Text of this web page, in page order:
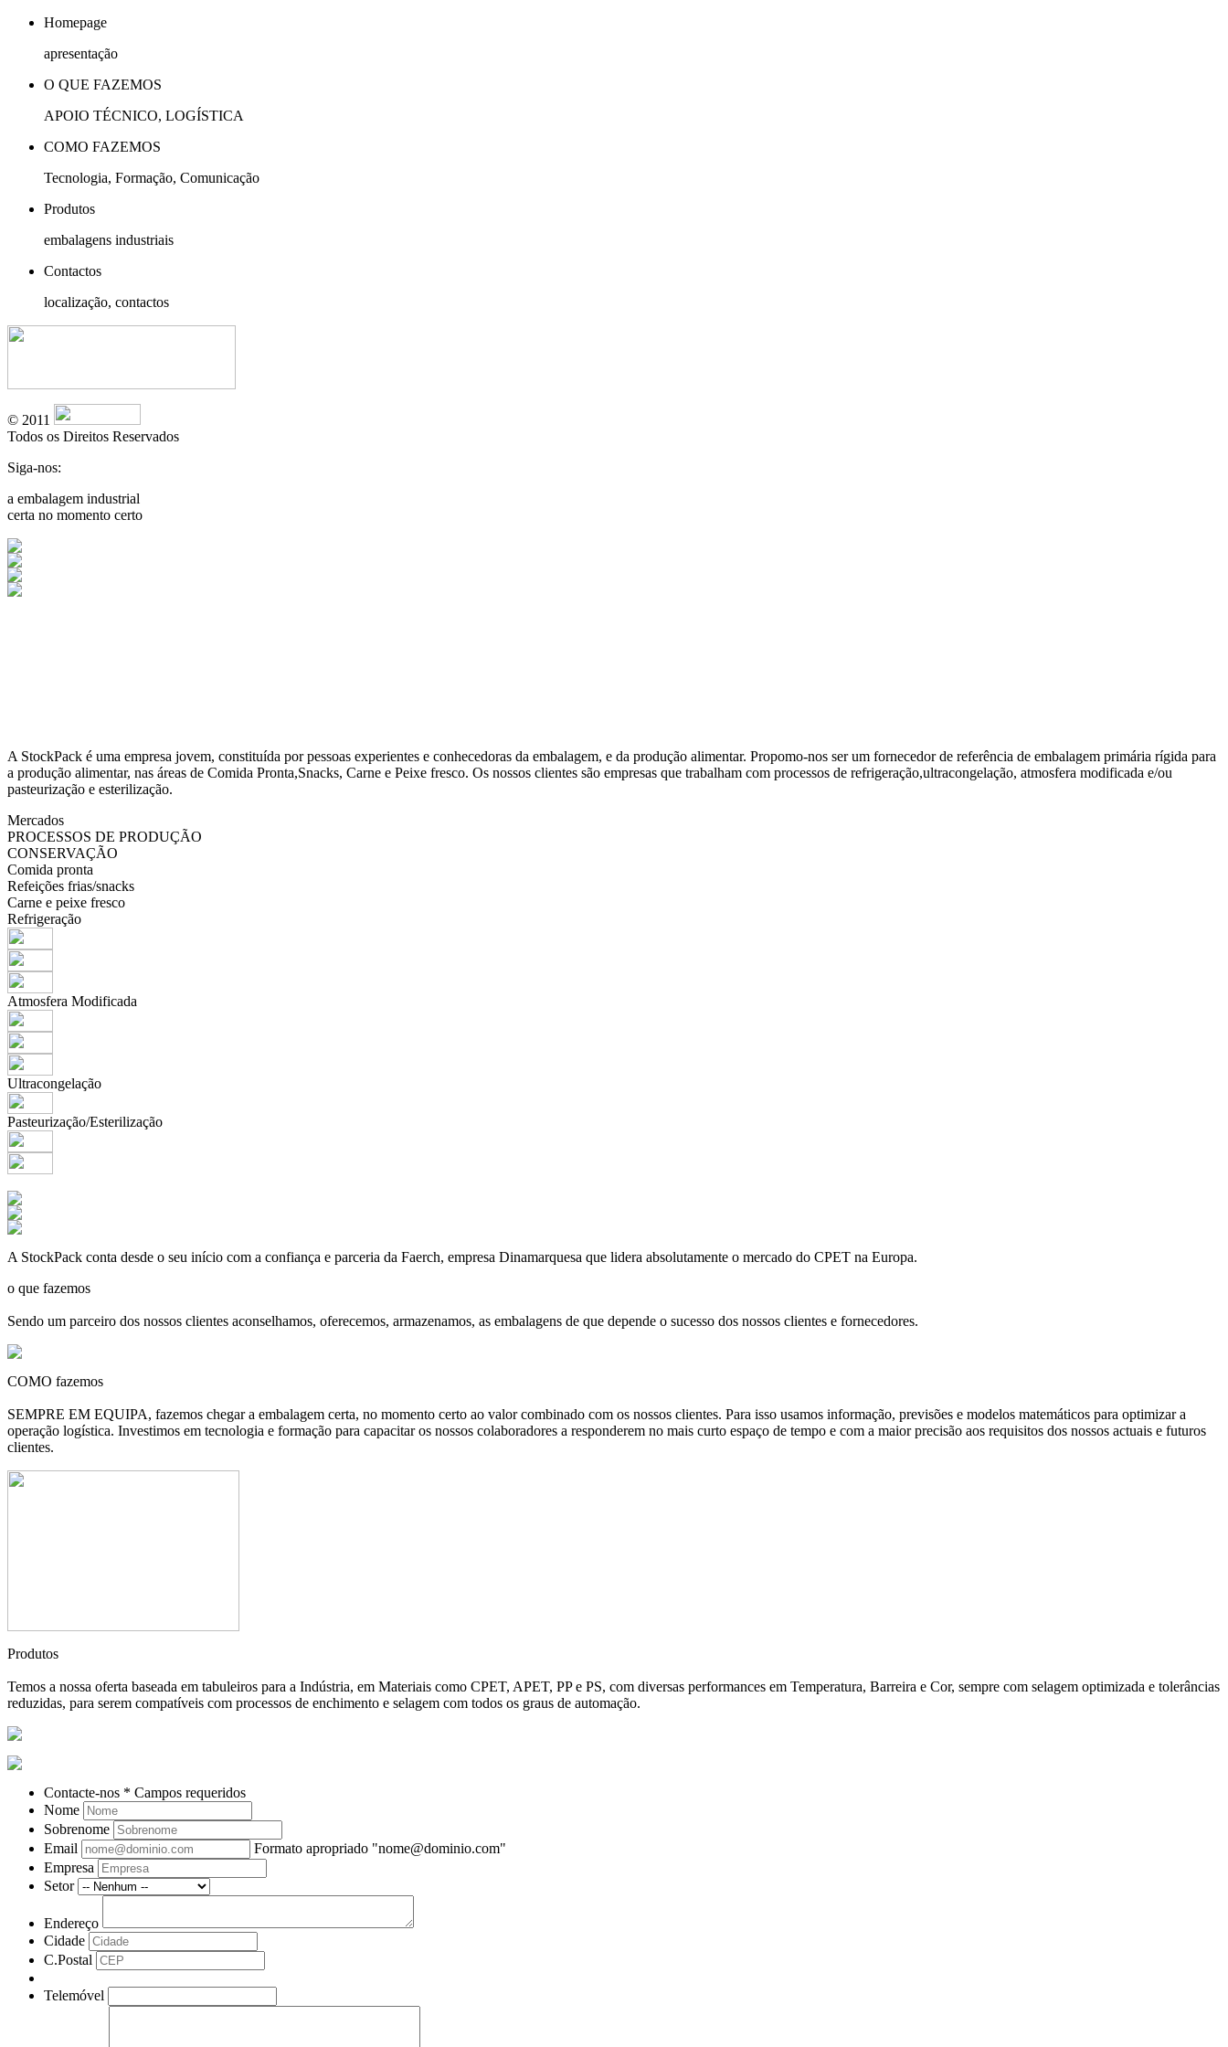
Homepage
apresentação
O QUE FAZEMOS
APOIO TÉCNICO, LOGÍSTICA
COMO FAZEMOS
Tecnologia, Formação, Comunicação
Produtos
embalagens industriais
Contactos
localização, contactos
© 2011
Todos os Direitos Reservados
Siga-nos:
a embalagem industrial
certa no momento certo
A StockPack é uma empresa jovem, constituída por pessoas experientes e conhecedoras da embalagem, e da produção alimentar. Propomo-nos ser um fornecedor de referência de embalagem primária rígida para
a produção alimentar, nas áreas de Comida Pronta,Snacks, Carne e Peixe fresco. Os nossos clientes são empresas que trabalham com processos de refrigeração,ultracongelação, atmosfera modificada e/ou
pasteurização e esterilização.
Mercados
PROCESSOS DE PRODUÇÃO
CONSERVAÇÃO
Comida pronta
Refeições frias/snacks
Carne e peixe fresco
Refrigeração
Atmosfera Modificada
Ultracongelação
Pasteurização/Esterilização
A StockPack conta desde o seu início com a confiança e parceria da Faerch, empresa Dinamarquesa que lidera absolutamente o mercado do CPET na Europa.
o que fazemos
Sendo um parceiro dos nossos clientes aconselhamos, oferecemos, armazenamos, as embalagens de que depende o sucesso dos nossos clientes e fornecedores.
COMO fazemos
SEMPRE EM EQUIPA, fazemos chegar a embalagem certa, no momento certo ao valor combinado com os nossos clientes. Para isso usamos informação, previsões e modelos matemáticos para optimizar a
operação logística. Investimos em tecnologia e formação para capacitar os nossos colaboradores a responderem no mais curto espaço de tempo e com a maior precisão aos requisitos dos nossos actuais e futuros
clientes.
Produtos
Temos a nossa oferta baseada em tabuleiros para a Indústria, em Materiais como CPET, APET, PP e PS, com diversas performances em Temperatura, Barreira e Cor, sempre com selagem optimizada e tolerâncias
reduzidas, para serem compatíveis com processos de enchimento e selagem com todos os graus de automação.
Contacte-nos * Campos requeridos
Nome
Sobrenome
Email
Formato apropriado "nome@dominio.com"
Empresa
Setor
Endereço
Cidade
C.Postal
Telemóvel